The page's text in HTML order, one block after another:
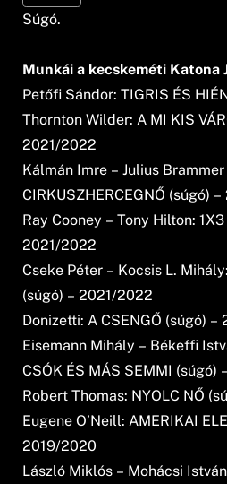
Súgó.
Munkái a kecskeméti Katona
Petőfi Sándor: TIGRIS ÉS
Thornton Wilder: A MI KIS
2021/2022
Kálmán Imre – Julius
CIRKUSZHERCEGNŐ (súgó)
Ray Cooney – Tony Hilton:
2021/2022
Cseke Péter – Kocsis L.
(súgó) – 2021/2022
Donizetti: A CSENGŐ (súgó) –
Eisemann Mihály – Békeffi
CSÓK ÉS MÁS SEMMI (súgó)
Robert Thomas: NYOLC NŐ
Eugene O’Neill: AMERIKAI
2019/2020
László Miklós – Mohácsi